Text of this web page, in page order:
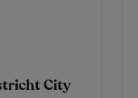
City